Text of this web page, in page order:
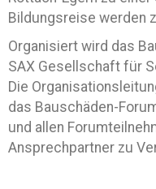
Bildungsreise werden
Organisiert wird das
SAX Gesellschaft für
Die
das Bauschäden-
und allen
Ansprechpartner zu